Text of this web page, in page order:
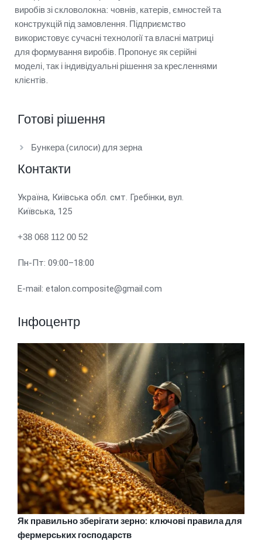
виробів зі скловолокна: човнів, катерів, ємностей та
конструкцій під замовлення. Підприємство
використовує сучасні технології та власні матриці
для формування виробів. Пропонує як серійні
моделі, так і індивідуальні рішення за кресленнями
клієнтів.
Інфоцентр
Як правильно зберігати зерно: ключові правила для
фермерських господарств
Готові рішення
Бункера (силоси) для зерна
Контакти
Україна, Київська обл. смт. Гребінки, вул.
Київська, 125
+38 068 112 00 52
Пн-Пт: 09:00–18:00
E-mail: etalon.composite@gmail.com